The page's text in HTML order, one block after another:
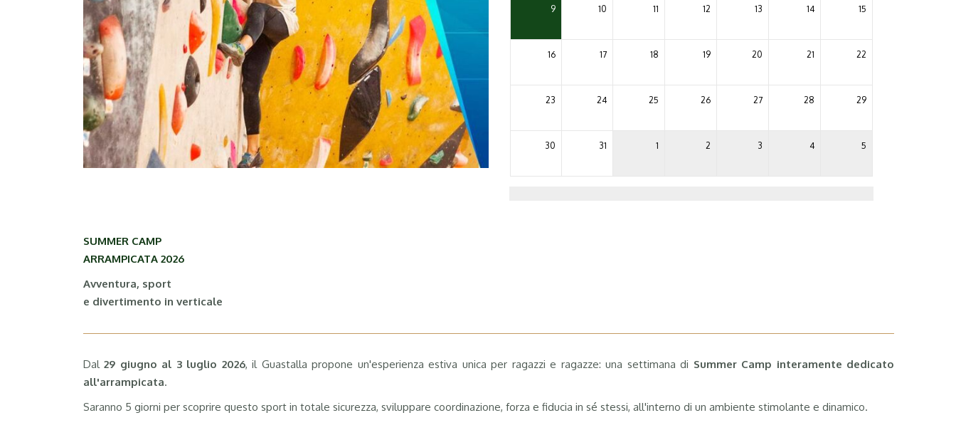
9 10 11 12 13 14 15
16 17 18 19 20 21 22
23 24 25 26 27 28 29
30 31 1 2 3 4 5
SUMMER CAMP
ARRAMPICATA 2026
Avventura, sport
e divertimento in verticale
Dal29 giugno al 3 luglio 2026, il Guastalla propone un'esperienza estiva unica per ragazzi e ragazze: una settimana di Summer Camp interamente dedicato
all'arrampicata.
Saranno 5 giorni per scoprire questo sport in totale sicurezza, sviluppare coordinazione, forza e fiducia in sé stessi, all'interno di un ambiente stimolante e dinamico.